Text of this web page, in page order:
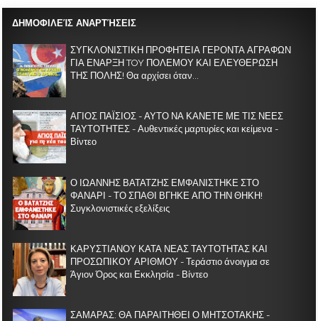
ΔΗΜΟΦΙΛΕΊΣ ΑΝΑΡΤΉΣΕΙΣ
ΣΥΓΚΛΟΝΙΣΤΙΚΗ ΠΡΟΦΗΤΕΙΑ ΓΕΡΟΝΤΑ ΑΓΡΑΦΩΝ
ΓΙΑ ΕΝΑΡΞΗ TOY ΠΟΛΕΜΟΥ ΚΑΙ ΕΛΕΥΘΕΡΩΣΗ
ΤΗΣ ΠΟΛΗΣ! Θα αρχίσει όταν...
ΑΓΙΟΣ ΠΑΪΣΙΟΣ - ΑΥΤΟ ΝΑ ΚΑΝΕΤΕ ΜΕ ΤΙΣ ΝΕΕΣ
ΤΑΥΤΟΤΗΤΕΣ - Αυθεντικές μαρτυρίες και κείμενα -
Βίντεο
Ο ΙΩΑΝΝΗΣ ΒΑΤΑΤΖΗΣ ΕΜΦΑΝΙΣΤΗΚΕ ΣΤΟ
ΦΑΝΑΡΙ - ΤΟ ΣΠΑΘΙ ΒΓΗΚΕ ΑΠΟ ΤΗΝ ΘΗΚΗ!
Συγκλονιστικές εξελίξεις
ΚΑΡΥΣΤΙΑΝΟΥ ΚΑΤΑ ΝΕΑΣ ΤΑΥΤΟΤΗΤΑΣ ΚΑΙ
ΠΡΟΣΩΠΙΚΟΥ ΑΡΙΘΜΟΥ - Τεράστιο άνοιγμα σε
Άγιον Όρος και Εκκλησία - Βίντεο
ΣΑΜΑΡΑΣ: ΘΑ ΠΑΡΑΙΤΗΘΕΙ Ο ΜΗΤΣΟΤΑΚΗΣ -